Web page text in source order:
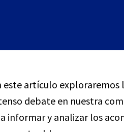
este artículo
debate en nuestra
informar y analizar los